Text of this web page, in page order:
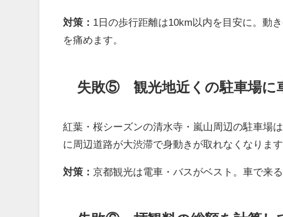
対策： 1日の歩行距離は10km以内を目安に。動
を痛めます。
失敗⑤ 観光地近くの駐車場に
紅葉・桜シーズンの清水寺・嵐山周辺の駐車場は
に周辺道路が大渋滞で身動きが取れなくなります
対策：京都観光は電車・バスがベスト。車で来